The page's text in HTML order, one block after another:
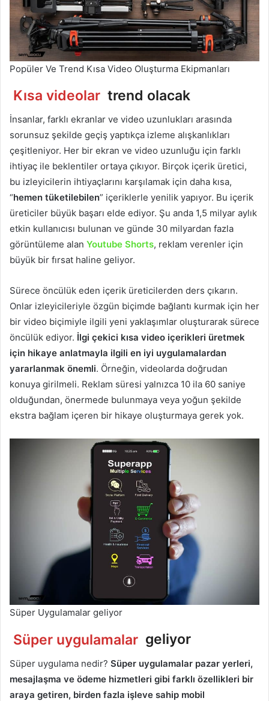
Popüler Ve Trend Kısa Video Oluşturma Ekipmanları
Kısa videolar trend olacak
İnsanlar, farklı ekranlar ve video uzunlukları arasında
sorunsuz şekilde geçiş yaptıkça izleme alışkanlıkları
çeşitleniyor. Her bir ekran ve video uzunluğu için farklı
ihtiyaç ile beklentiler ortaya çıkıyor. Birçok içerik üretici,
bu izleyicilerin ihtiyaçlarını karşılamak için daha kısa,
“hemen tüketilebilen” içeriklerle yenilik yapıyor. Bu içerik
üreticiler büyük başarı elde ediyor. Şu anda 1,5 milyar aylık
etkin kullanıcısı bulunan ve günde 30 milyardan fazla
görüntüleme alan Youtube Shorts, reklam verenler için
büyük bir fırsat haline geliyor.
Sürece öncülük eden içerik üreticilerden ders çıkarın.
Onlar izleyicileriyle özgün biçimde bağlantı kurmak için her
bir video biçimiyle ilgili yeni yaklaşımlar oluşturarak sürece
öncülük ediyor. İlgi çekici kısa video içerikleri üretmek
için hikaye anlatmayla ilgili en iyi uygulamalardan
yararlanmak önemli. Örneğin, videolarda doğrudan
konuya girilmeli. Reklam süresi yalnızca 10 ila 60 saniye
olduğundan, önermede bulunmaya veya yoğun şekilde
ekstra bağlam içeren bir hikaye oluşturmaya gerek yok.
Süper Uygulamalar geliyor
Süper uygulamalar geliyor
Süper uygulama nedir? Süper uygulamalar pazar yerleri,
mesajlaşma ve ödeme hizmetleri gibi farklı özellikleri bir
araya getiren, birden fazla işleve sahip mobil